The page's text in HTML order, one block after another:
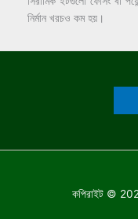
নির্মান খরচও কম হয়।
কপিরাইট ©